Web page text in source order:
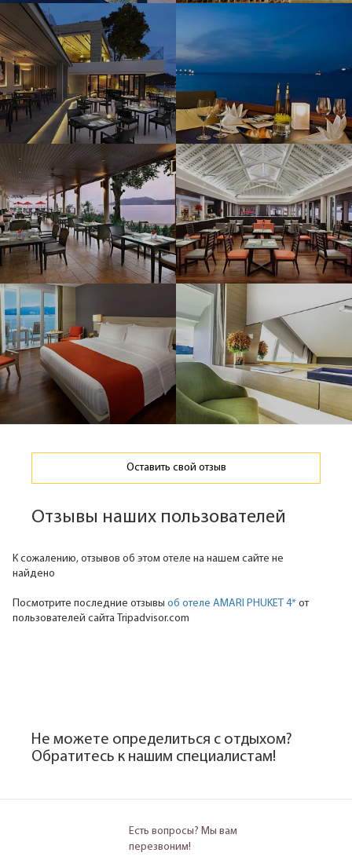
Оставить свой отзыв
Отзывы наших пользователей
К сожалению, отзывов об этом отеле на нашем сайте не
найдено
Посмотрите последние отзывы об отеле AMARI PHUKET 4* от
пользователей сайта Tripadvisor.com
Не можете определиться с отдыхом?
Обратитесь к нашим специалистам!
Есть вопросы? Мы вам
перезвоним!